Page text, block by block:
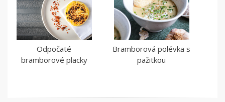
Odpočaté
bramborové placky
Bramborová polévka s
pažitkou